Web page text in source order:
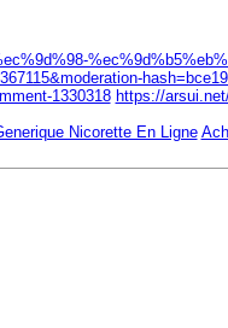
1330318 https://
Nicorette En Ligne